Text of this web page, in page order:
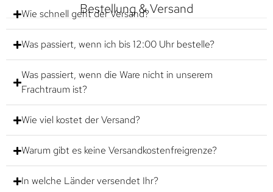
Bestellung & Versand
Wie schnell geht der Versand?
Was passiert, wenn ich bis 12:00 Uhr bestelle?
Was passiert, wenn die Ware nicht in unserem
Frachtraum ist?
Wie viel kostet der Versand?
Warum gibt es keine Versandkostenfreigrenze?
In welche Länder versendet Ihr?